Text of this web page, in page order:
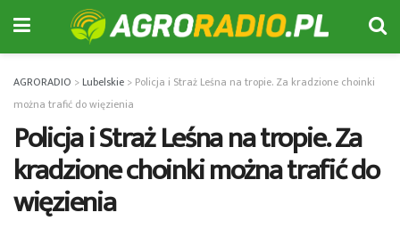
AGRORADIO >Lubelskie > Policja i Straż Leśna na tropie. Za kradzione choinki
można trafić do więzienia
Policja i Straż Leśna na tropie. Za
kradzione choinki można trafić do
więzienia